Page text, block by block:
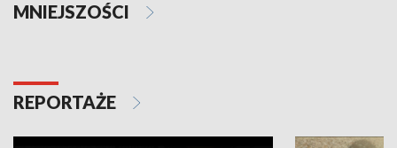
MNIEJSZOŚCI
REPORTAŻE